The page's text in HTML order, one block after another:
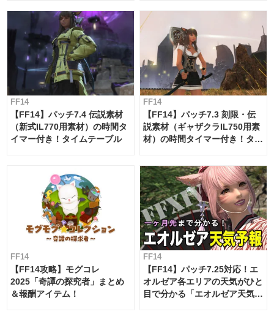
FF14
【FF14】パッチ7.4 伝説素材
（新式IL770用素材）の時間タ
イマー付き！タイムテーブル
FF14
【FF14】パッチ7.3 刻限・伝
説素材（ギャザクラIL750用素
材）の時間タイマー付き！タイ
FF14
【FF14攻略】モグコレ
2025「奇譚の探究者」まとめ
＆報酬アイテム！
FF14
【FF14】パッチ7.25対応！エ
オルゼア各エリアの天気がひと
目で分かる「エオルゼア天気予